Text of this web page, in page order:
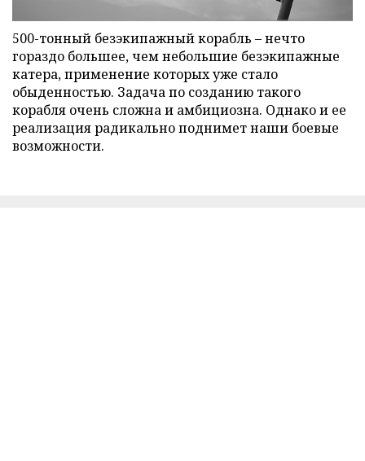
500-тонный безэкипажный корабль – нечто
гораздо большее, чем небольшие безэкипажные
катера, применение которых уже стало
обыденностью. Задача по созданию такого
корабля очень сложна и амбициозна. Однако и ее
реализация радикально поднимет наши боевые
возможности.